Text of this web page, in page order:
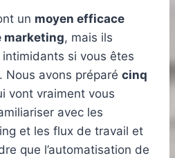
un moyen efficace
marketing, mais ils
si vous êtes
Nous avons préparé cinq
vont vraiment vous
avec les
et les flux de travail et
que l’automatisation de